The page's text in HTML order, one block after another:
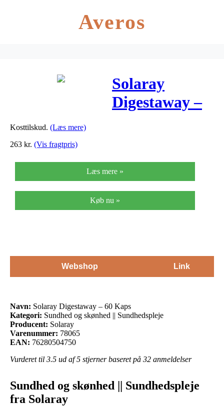
Averos
Solaray
Digestaway –
Kosttilskud. (Læs mere)
263 kr. (Vis fragtpris)
Læs mere »
Køb nu »
Webshop Link
Navn: Solaray Digestaway – 60 Kaps
Kategori: Sundhed og skønhed || Sundhedspleje
Producent: Solaray
Varenummer: 78065
EAN: 76280504750
Vurderet til 3.5 ud af 5 stjerner baseret på 32 anmeldelser
Sundhed og skønhed || Sundhedspleje
fra Solaray